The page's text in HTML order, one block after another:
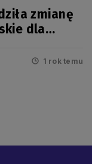
zmianę
dla
1 rok temu